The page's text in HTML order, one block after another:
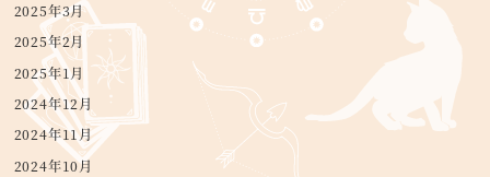
2025年3月
2025年2月
2025年1月
2024年12月
2024年11月
2024年10月